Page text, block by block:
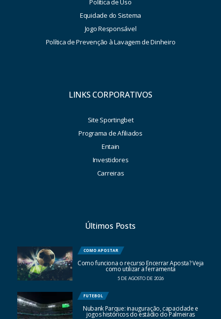
Política de Uso
Equidade do Sistema
Jogo Responsável
Política de Prevenção à Lavagem de Dinheiro
LINKS CORPORATIVOS
Site Sportingbet
Programa de Afiliados
Entain
Investidores
Carreiras
Últimos Posts
COMO APOSTAR
Como funciona o recurso Encerrar Aposta? Veja
como utilizar a ferramenta
5 DE AGOSTO DE 2026
FUTEBOL
Nubank Parque: inauguração, capacidade e
jogos históricos do estádio do Palmeiras